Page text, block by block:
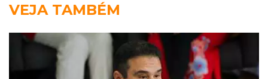
VEJA TAMBÉM